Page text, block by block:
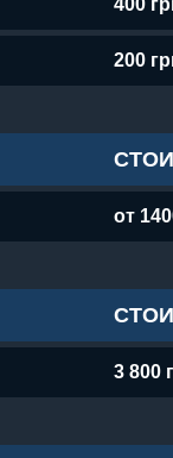
400
200
от
3 800